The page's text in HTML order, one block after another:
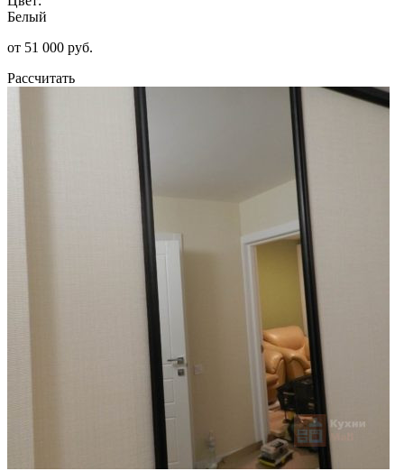
Белый
от 51 000 руб.
Рассчитать